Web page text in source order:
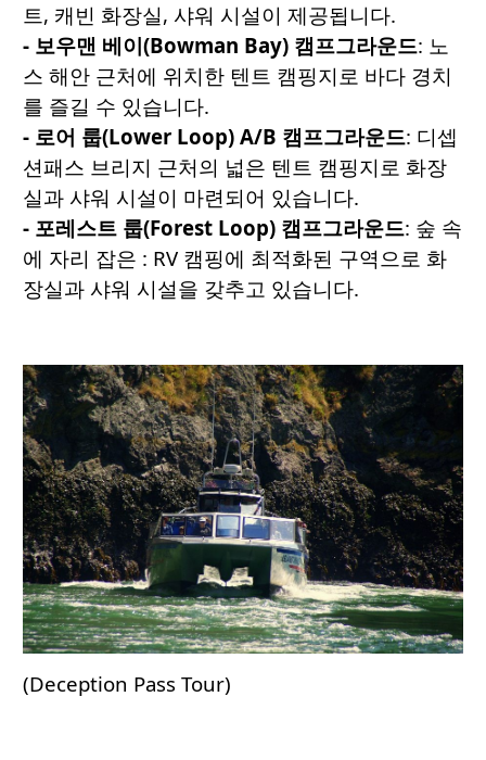
트, 캐빈 화장실, 샤워 시설이 제공됩니다.
- 보우맨 베이(Bowman Bay) 캠프그라운드: 노
스 해안 근처에 위치한 텐트 캠핑지로 바다 경치
를 즐길 수 있습니다.
- 로어 룹(Lower Loop) A/B 캠프그라운드: 디셉
션패스 브리지 근처의 넓은 텐트 캠핑지로 화장
실과 샤워 시설이 마련되어 있습니다.
- 포레스트 룹(Forest Loop) 캠프그라운드: 숲 속
에 자리 잡은 : RV 캠핑에 최적화된 구역으로 화
장실과 샤워 시설을 갖추고 있습니다.
(Deception Pass Tour)